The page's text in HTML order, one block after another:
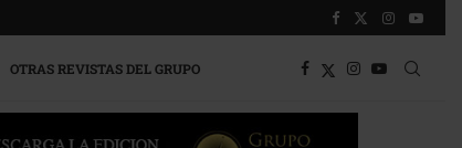
OTRAS REVISTAS DEL GRUPO